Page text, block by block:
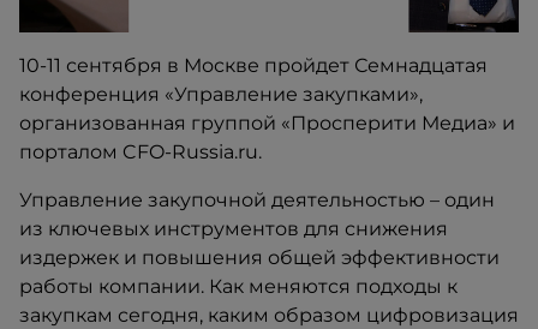
10-11 сентября в Москве пройдет Семнадцатая
конференция «Управление закупками»,
организованная группой «Просперити Медиа» и
порталом CFO-Russia.ru.
Управление закупочной деятельностью – один
из ключевых инструментов для снижения
издержек и повышения общей эффективности
работы компании. Как меняются подходы к
закупкам сегодня, каким образом цифровизация